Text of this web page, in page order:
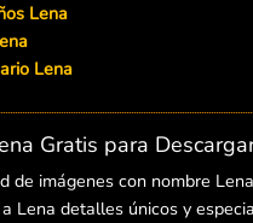
Lena
Lena
Gratis para
de imágenes con nombre
Lena detalles únicos y